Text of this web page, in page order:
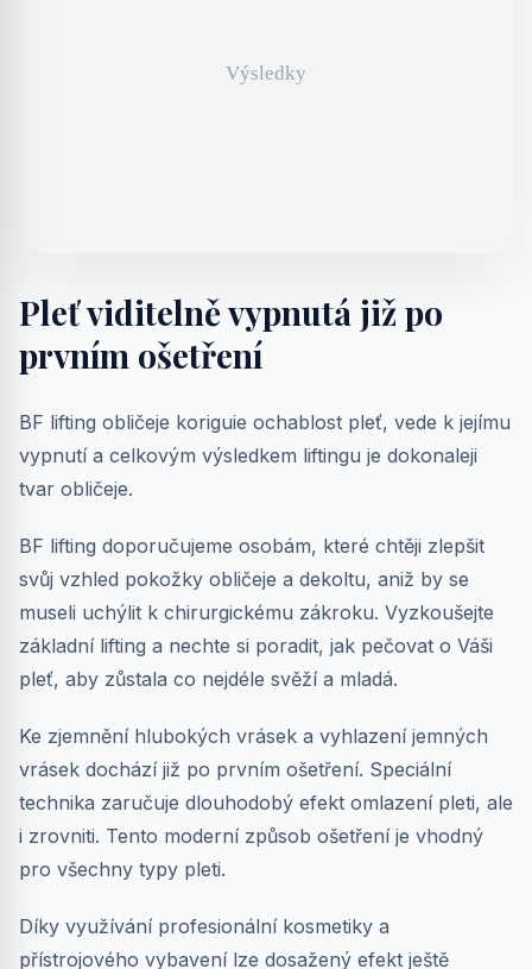
Pleť viditelně vypnutá již po
prvním ošetření
BF lifting obličeje koriguie ochablost pleť, vede k jejímu
vypnutí a celkovým výsledkem liftingu je dokonaleji
tvar obličeje.
BF lifting doporučujeme osobám, které chtěji zlepšit
svůj vzhled pokožky obličeje a dekoltu, aniž by se
museli uchýlit k chirurgickému zákroku. Vyzkoušejte
základní lifting a nechte si poradit, jak pečovat o Váši
pleť, aby zůstala co nejdéle svěží a mladá.
Ke zjemnění hlubokých vrásek a vyhlazení jemných
vrásek dochází již po prvním ošetření. Speciální
technika zaručuje dlouhodobý efekt omlazení pleti, ale
i zrovniti. Tento moderní způsob ošetření je vhodný
pro všechny typy pleti.
Díky využívání profesionální kosmetiky a
přístrojového vybavení lze dosažený efekt ještě